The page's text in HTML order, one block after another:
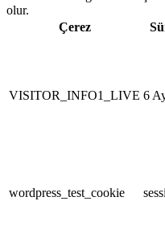
olur.
Çerez
VISITOR_INFO1_LIVE 6
wordpress_test_cookie